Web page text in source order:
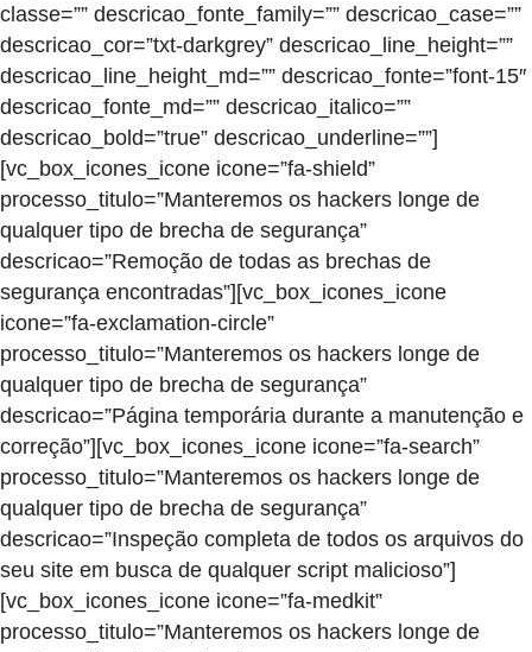
classe=”” descricao_fonte_family=”” descricao_case=””
descricao_cor=”txt-darkgrey” descricao_line_height=””
descricao_line_height_md=”” descricao_fonte=”font-15″
descricao_fonte_md=”” descricao_italico=””
descricao_bold=”true” descricao_underline=””]
[vc_box_icones_icone icone=”fa-shield”
processo_titulo=”Manteremos os hackers longe de
qualquer tipo de brecha de segurança”
descricao=”Remoção de todas as brechas de
segurança encontradas”][vc_box_icones_icone
icone=”fa-exclamation-circle”
processo_titulo=”Manteremos os hackers longe de
qualquer tipo de brecha de segurança”
descricao=”Página temporária durante a manutenção e
correção”][vc_box_icones_icone icone=”fa-search”
processo_titulo=”Manteremos os hackers longe de
qualquer tipo de brecha de segurança”
descricao=”Inspeção completa de todos os arquivos do
seu site em busca de qualquer script malicioso”]
[vc_box_icones_icone icone=”fa-medkit”
processo_titulo=”Manteremos os hackers longe de